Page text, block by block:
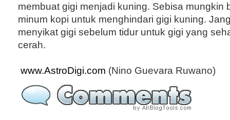
membuat gigi menjadi kuning. Sebisa mungkin
minum kopi untuk menghindari gigi kuning.
menyikat gigi sebelum tidur untuk gigi yang
cerah.
www.AstroDigi.com (Nino Guevara Ruwano)